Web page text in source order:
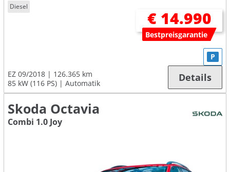
Diesel
€ 14.990
Bestpreisgarantie
EZ 09/2018
126.365 km
85 kW (116 PS)
Automatik
P
Details
Skoda Octavia
Combi 1.0 Joy